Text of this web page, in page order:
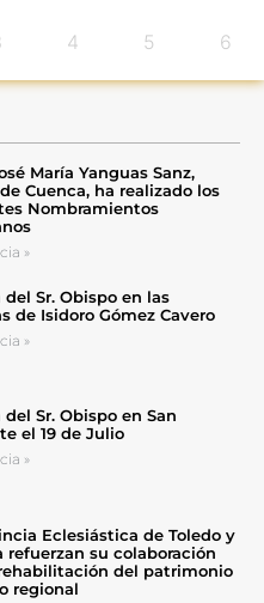
4 5 6
María Yanguas Sanz,
Cuenca, ha realizado los
Nombramientos
»
Sr. Obispo en las
de Isidoro Gómez Cavero
»
Sr. Obispo en San
el 19 de Julio
»
Eclesiástica de Toledo y
refuerzan su colaboración
del patrimonio
regional